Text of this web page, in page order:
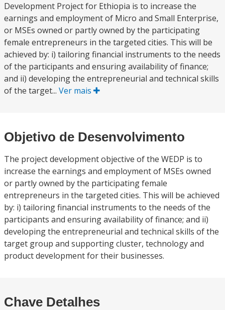
Development Project for Ethiopia is to increase the
earnings and employment of Micro and Small Enterprise,
or MSEs owned or partly owned by the participating
female entrepreneurs in the targeted cities. This will be
achieved by: i) tailoring financial instruments to the needs
of the participants and ensuring availability of finance;
and ii) developing the entrepreneurial and technical skills
of the target... Ver mais
Objetivo de Desenvolvimento
The project development objective of the WEDP is to
increase the earnings and employment of MSEs owned
or partly owned by the participating female
entrepreneurs in the targeted cities. This will be achieved
by: i) tailoring financial instruments to the needs of the
participants and ensuring availability of finance; and ii)
developing the entrepreneurial and technical skills of the
target group and supporting cluster, technology and
product development for their businesses.
Chave Detalhes